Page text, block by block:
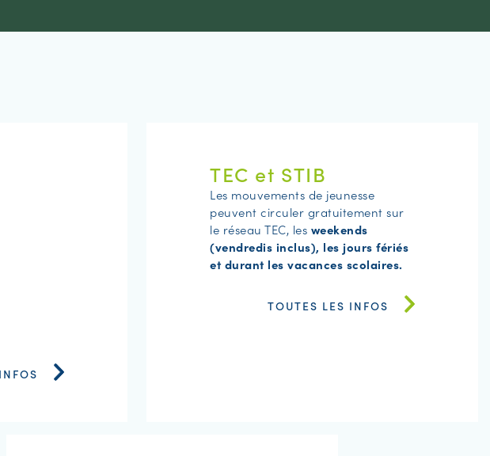
TEC et STIB
Les mouvements de jeunesse
peuvent circuler gratuitement sur
le réseau TEC, les weekends
(vendredis inclus), les jours fériés
et durant les vacances scolaires.
TOUTES LES INFOS